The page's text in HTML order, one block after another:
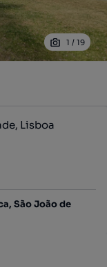
1 / 19
Lisboa
São João de